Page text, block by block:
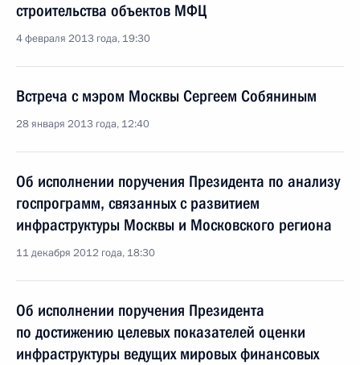
строительства объектов МФЦ
4 февраля 2013 года, 19:30
Встреча с мэром Москвы Сергеем Собяниным
28 января 2013 года, 12:40
Об исполнении поручения Президента по анализу
госпрограмм, связанных с развитием
инфраструктуры Москвы и Московского региона
11 декабря 2012 года, 18:30
Об исполнении поручения Президента
по достижению целевых показателей оценки
инфраструктуры ведущих мировых финансовых